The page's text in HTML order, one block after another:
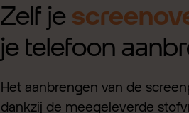
Zelf je
je telefoon
Het aanbrengen van de
dankzij de meegeleverde